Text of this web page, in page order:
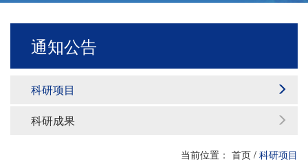
通知公告
科研项目
科研成果
当前位置： 首页 / 科研项目